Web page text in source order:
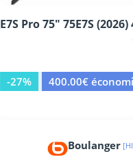
E7S Pro 75" 75E7S (2026)
-27%
400.00€
Boulanger